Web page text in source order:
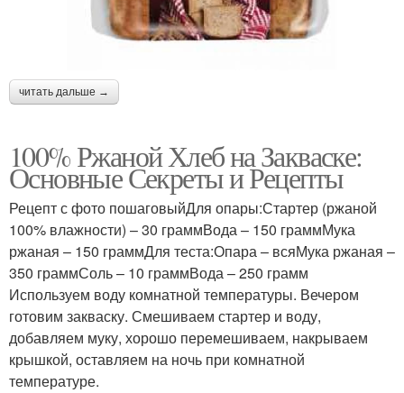
читать дальше →
100% Ржаной Хлеб на Закваске:
Основные Секреты и Рецепты
Рецепт с фото пошаговыйДля опары:Стартер (ржаной
100% влажности) – 30 граммВода – 150 граммМука
ржаная – 150 граммДля теста:Опара – всяМука ржаная –
350 граммСоль – 10 граммВода – 250 грамм
Используем воду комнатной температуры. Вечером
готовим закваску. Смешиваем стартер и воду,
добавляем муку, хорошо перемешиваем, накрываем
крышкой, оставляем на ночь при комнатной
температуре.